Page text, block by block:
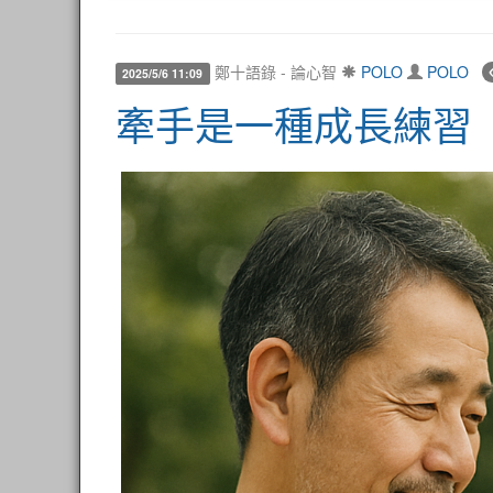
2025/5/6 11:09 鄭十語錄 - 論心智 POLO POLO
牽手是一種成長練習